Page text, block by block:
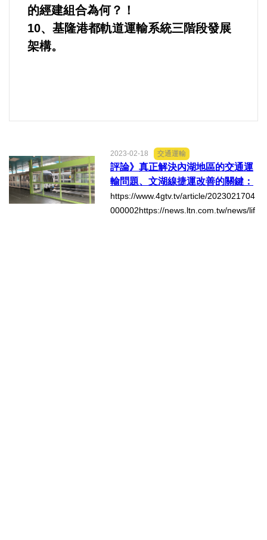
的經建組合為何？！
10、基隆港都軌道運輸系統三階段發展
架構。
2023-02-18 交通運輸
評論》真正解決內湖地區的交通運
輸問題、文湖線捷運改善的關鍵：
依據原來的規劃與設計月台長度、
行駛六節車廂的列車、運量馬上提
https://www.4gtv.tv/article/2023021704
000002https://news.ltn.com.tw/news/lif